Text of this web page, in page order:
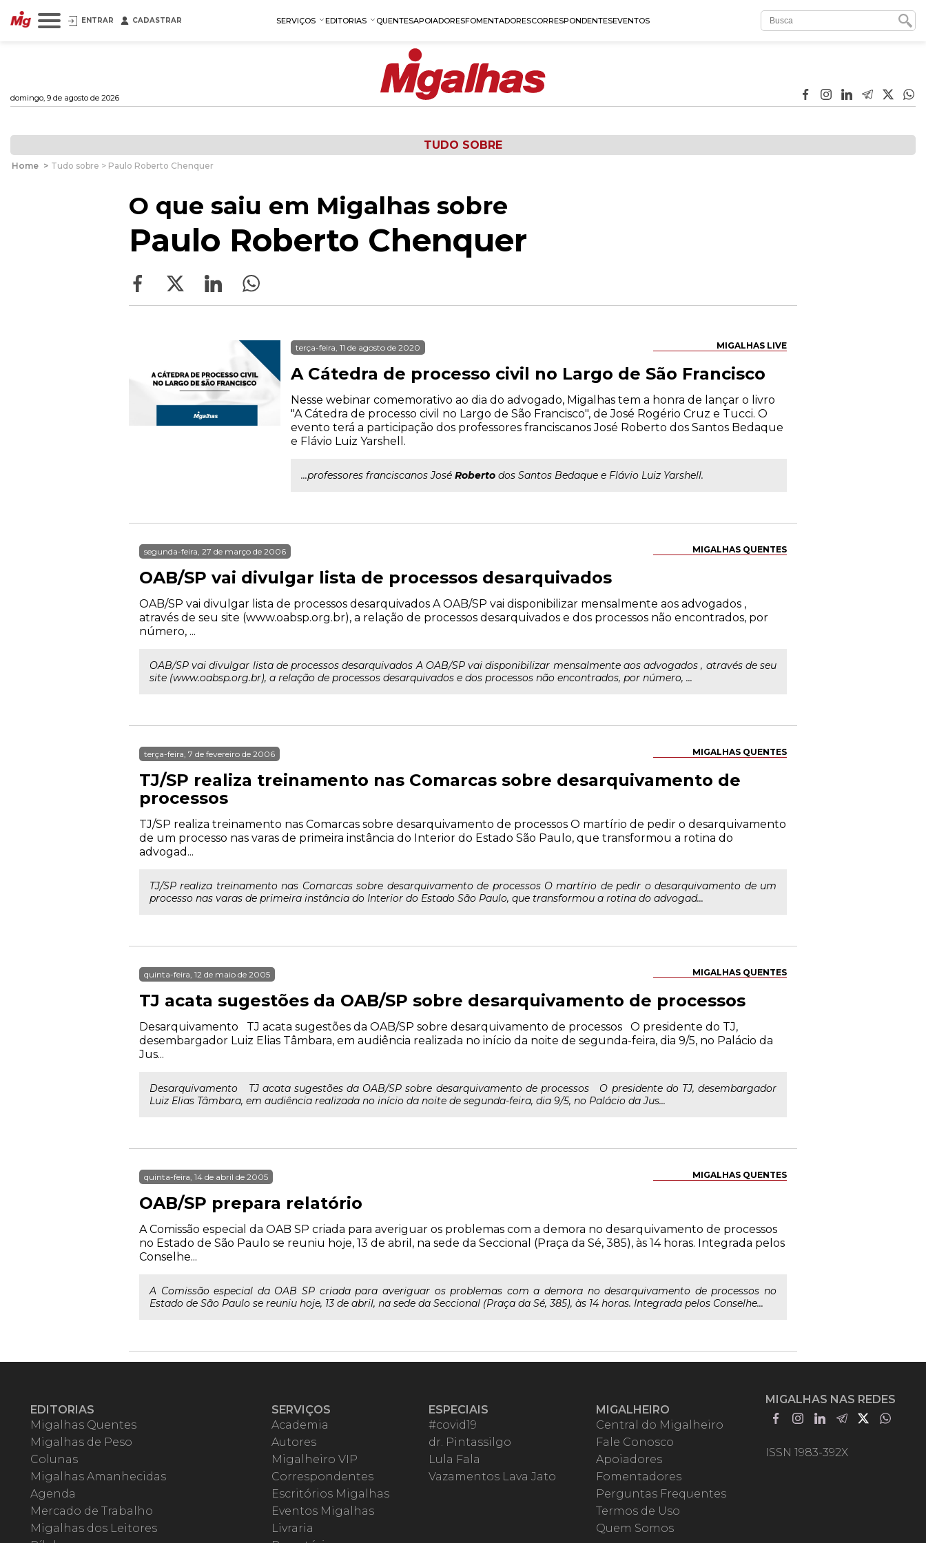
ENTRAR CADASTRAR SERVIÇOS EDITORIAS QUENTESAPOIADORESFOMENTADORESCORRESPONDENTESEVENTOS
domingo, 9 de agosto de 2026
TUDO SOBRE
Home > Tudo sobre > Paulo Roberto Chenquer
O que saiu em Migalhas sobre
Paulo Roberto Chenquer
MIGALHAS LIVE
terça-feira, 11 de agosto de 2020
A Cátedra de processo civil no Largo de São Francisco
Nesse webinar comemorativo ao dia do advogado, Migalhas tem a honra de lançar o livro
"A Cátedra de processo civil no Largo de São Francisco", de José Rogério Cruz e Tucci. O
evento terá a participação dos professores franciscanos José Roberto dos Santos Bedaque
e Flávio Luiz Yarshell.
...professores franciscanos José Roberto dos Santos Bedaque e Flávio Luiz Yarshell.
MIGALHAS QUENTES
segunda-feira, 27 de março de 2006
OAB/SP vai divulgar lista de processos desarquivados
OAB/SP vai divulgar lista de processos desarquivados A OAB/SP vai disponibilizar mensalmente aos advogados ,
através de seu site (www.oabsp.org.br), a relação de processos desarquivados e dos processos não encontrados, por
número, ...
OAB/SP vai divulgar lista de processos desarquivados A OAB/SP vai disponibilizar mensalmente aos advogados , através de seu
site (www.oabsp.org.br), a relação de processos desarquivados e dos processos não encontrados, por número, ...
MIGALHAS QUENTES
terça-feira, 7 de fevereiro de 2006
TJ/SP realiza treinamento nas Comarcas sobre desarquivamento de
processos
TJ/SP realiza treinamento nas Comarcas sobre desarquivamento de processos O martírio de pedir o desarquivamento
de um processo nas varas de primeira instância do Interior do Estado São Paulo, que transformou a rotina do
advogad...
TJ/SP realiza treinamento nas Comarcas sobre desarquivamento de processos O martírio de pedir o desarquivamento de um
processo nas varas de primeira instância do Interior do Estado São Paulo, que transformou a rotina do advogad...
MIGALHAS QUENTES
quinta-feira, 12 de maio de 2005
TJ acata sugestões da OAB/SP sobre desarquivamento de processos
Desarquivamento TJ acata sugestões da OAB/SP sobre desarquivamento de processos O presidente do TJ,
desembargador Luiz Elias Tâmbara, em audiência realizada no início da noite de segunda-feira, dia 9/5, no Palácio da
Jus...
Desarquivamento TJ acata sugestões da OAB/SP sobre desarquivamento de processos O presidente do TJ, desembargador
Luiz Elias Tâmbara, em audiência realizada no início da noite de segunda-feira, dia 9/5, no Palácio da Jus...
MIGALHAS QUENTES
quinta-feira, 14 de abril de 2005
OAB/SP prepara relatório
A Comissão especial da OAB SP criada para averiguar os problemas com a demora no desarquivamento de processos
no Estado de São Paulo se reuniu hoje, 13 de abril, na sede da Seccional (Praça da Sé, 385), às 14 horas. Integrada pelos
Conselhe...
A Comissão especial da OAB SP criada para averiguar os problemas com a demora no desarquivamento de processos no
Estado de São Paulo se reuniu hoje, 13 de abril, na sede da Seccional (Praça da Sé, 385), às 14 horas. Integrada pelos Conselhe...
EDITORIAS
Migalhas Quentes
Migalhas de Peso
Colunas
Migalhas Amanhecidas
Agenda
Mercado de Trabalho
Migalhas dos Leitores
SERVIÇOS
Academia
Autores
Migalheiro VIP
Correspondentes
Escritórios Migalhas
Eventos Migalhas
Livraria
ESPECIAIS
#covid19
dr. Pintassilgo
Lula Fala
Vazamentos Lava Jato
MIGALHEIRO
Central do Migalheiro
Fale Conosco
Apoiadores
Fomentadores
Perguntas Frequentes
Termos de Uso
Quem Somos
MIGALHAS NAS REDES
ISSN 1983-392X